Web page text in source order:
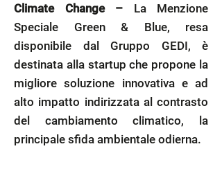
Climate Change – La Menzione
Speciale Green & Blue, resa
disponibile dal Gruppo GEDI, è
destinata alla startup che propone la
migliore soluzione innovativa e ad
alto impatto indirizzata al contrasto
del cambiamento climatico, la
principale sfida ambientale odierna.